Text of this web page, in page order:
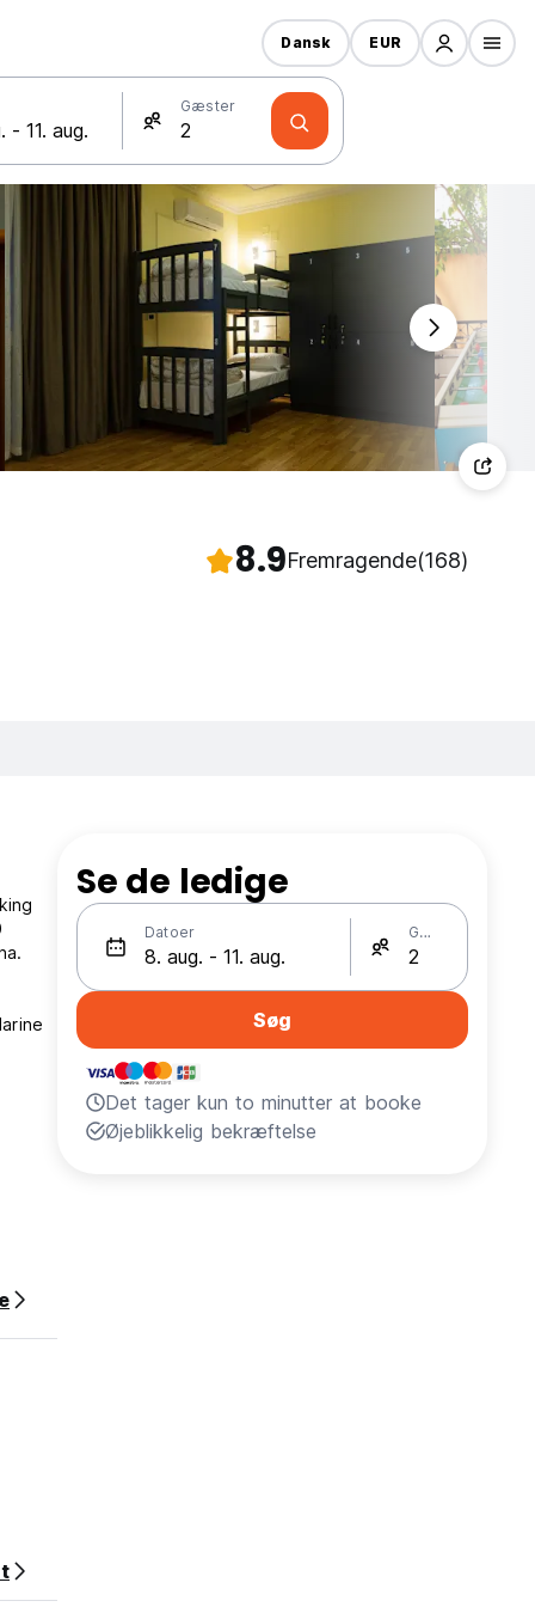
Gæster
Dansk EUR
8.9Fremragende(168)
Se de ledige
Datoer Gæster
Søg
Det tager kun to minutter at booke
Øjeblikkelig bekræftelse